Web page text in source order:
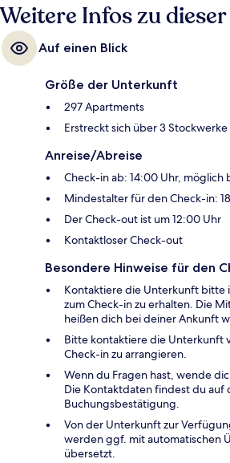
Weitere Infos zu
Auf einen Blick
Größe der Unterkunft
297 Apartments
Erstreckt sich über 3 Stockwerke
Anreise/Abreise
Check-in ab: 14:00 Uhr, möglich
Mindestalter für den Check-in:
Der Check-out ist um 12:00 Uhr
Kontaktloser Check-out
Besondere Hinweise für den
Kontaktiere die Unterkunft bitte
zum Check-in zu erhalten. Die
heißen dich bei deiner Ankunft
Bitte kontaktiere die Unterkunft
Check-in zu arrangieren.
Wenn du Fragen hast, wende
Die Kontaktdaten findest du auf
Buchungsbestätigung.
Von der Unterkunft zur
werden ggf. mit automatischen
übersetzt.